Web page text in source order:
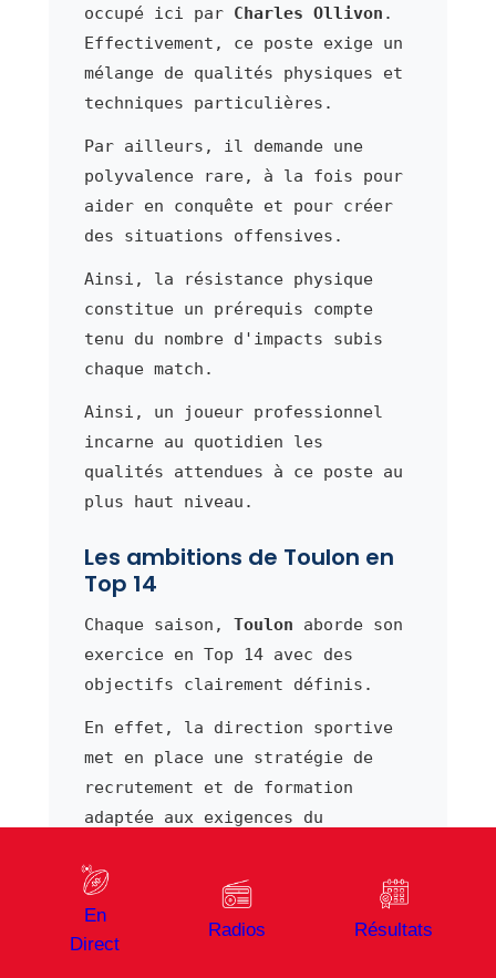
occupé ici par Charles Ollivon .
Effectivement, ce poste exige un
mélange de qualités physiques et
techniques particulières.
Par ailleurs, il demande une
polyvalence rare, à la fois pour
aider en conquête et pour créer
des situations offensives.
Ainsi, la résistance physique
constitue un prérequis compte
tenu du nombre d'impacts subis
chaque match.
Ainsi, un joueur professionnel
incarne au quotidien les
qualités attendues à ce poste au
plus haut niveau.
Les ambitions de Toulon en
Top 14
Chaque saison, Toulon aborde son
exercice en Top 14 avec des
objectifs clairement définis.
En effet, la direction sportive
met en place une stratégie de
recrutement et de formation
adaptée aux exigences du
Ainsi, le club cherche à
combiner expérience et jeunesse
au sein de son effectif afin de
En
Direct
Radios Résultats